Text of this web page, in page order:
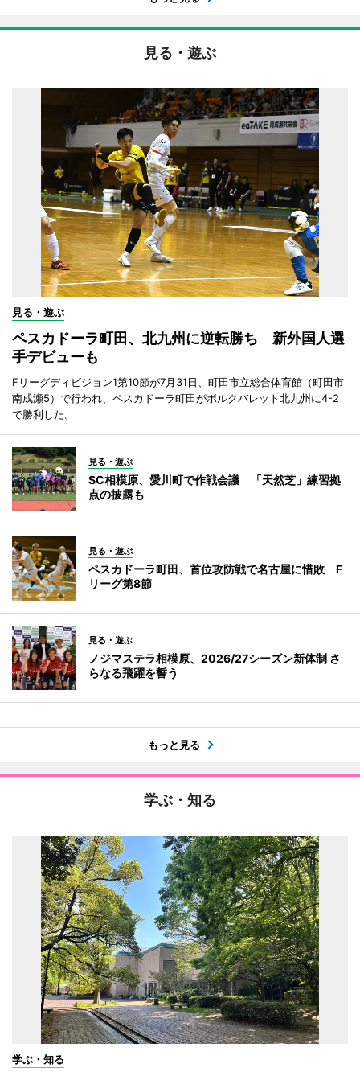
見る・遊ぶ
見る・遊ぶ
ペスカドーラ町田、北九州に逆転勝ち 新外国人選
手デビューも
Fリーグディビジョン1第10節が7月31日、町田市立総合体育館（町田市
南成瀬5）で行われ、ペスカドーラ町田がボルクバレット北九州に4-2
で勝利した。
見る・遊ぶ
SC相模原、愛川町で作戦会議 「天然芝」練習拠
点の披露も
見る・遊ぶ
ペスカドーラ町田、首位攻防戦で名古屋に惜敗 F
リーグ第8節
見る・遊ぶ
ノジマステラ相模原、2026/27シーズン新体制 さ
らなる飛躍を誓う
もっと見る
学ぶ・知る
学ぶ・知る